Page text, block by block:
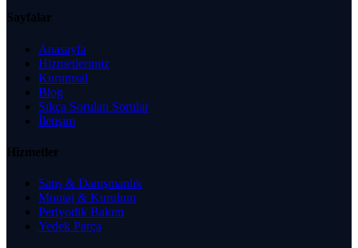
Sayfalar
Anasayfa
Hizmetlerimiz
Kurumsal
Blog
Sıkça Sorulan Sorular
İletişim
Hizmetler
Satış & Danışmanlık
Montaj & Kurulum
Periyodik Bakım
Yedek Parça